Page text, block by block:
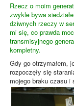
Rzecz o moim
zwykle bywa
dziwnych rzeczy w
mi się, co prawda
transmisyjnego
kompletny.
Gdy go otrzymałem,
rozpoczęły się
mojego braku czasu i